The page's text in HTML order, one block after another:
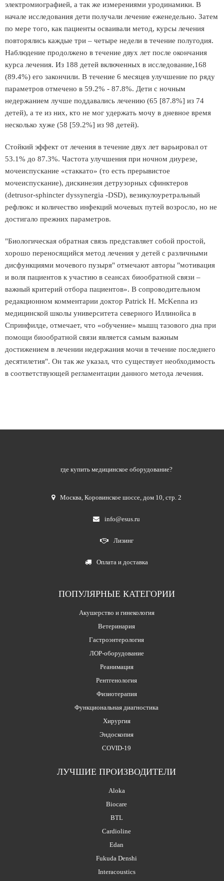
электромиографией, а так же измерениями уродинамики. В
начале исследования дети получали лечение еженедельно. Затем
по мере того, как пациенты осваивали метод, курсы лечения
повторялись каждые три – четыре недели в течение полугодия.
Наблюдение продолжено в течение двух лет после окончания
курса лечения. Из 188 детей включенных в исследование,168
(89.4%) его закончили. В течение 6 месяцев улучшение по ряду
параметров отмечено в 59.2% - 87.8%. Дети с ночным
недержанием лучше поддавались лечению (65 [87.8%] из 74
детей), а те из них, кто не мог удержать мочу в дневное время
несколько хуже (58 [59.2%] из 98 детей).
Стойкий эффект от лечения в течение двух лет варьировал от
53.1% до 87.3%. Частота улучшения при ночном диурезе,
мочеиспускание «стаккато» (то есть прерывистое
мочеиспускание), дискинезия детрузорных сфинктеров
(detrusor-sphincter dyssynergia -DSD), везикулоуретральный
рефлюкс и количество инфекций мочевых путей возросло, но не
достигало прежних параметров.
"Биологическая обратная связь представляет собой простой,
хорошо переносящийся метод лечения у детей с различными
дисфункциями мочевого пузыря" отмечают авторы "мотивация
и воля пациентов к участию в сеансах биообратной связи –
важный критерий отбора пациентов». В сопроводительном
редакционном комментарии доктор Patrick H. McKenna из
медицинской школы университета северного Иллинойса в
Спринфилде, отмечает, что «обучение» мышц тазового дна при
помощи биообратной связи является самым важным
достижением в лечении недержания мочи в течение последнего
десятилетия". Он так же указал, что существует необходимость
в соответствующей регламентации данного метода лечения.
где купить медицинское оборудование?
Москва,Коровинское шоссе, дом 10, стр. 2
info@esus.ru
Лизинг
Оплата и доставка
ПОПУЛЯРНЫЕ КАТЕГОРИИ
Акушерство и гинекология
Ветеринария
Гастроэнтерология
ЛОР-оборудование
Реанимация
Рентгенология
Физиотерапия
Функциональная диагностика
Хирургия
Эндоскопия
COVID-19
ЛУЧШИЕ ПРОИЗВОДИТЕЛИ
Aloka
Biocare
BTL
Cardioline
Edan
Fukuda Denshi
Interacoustics